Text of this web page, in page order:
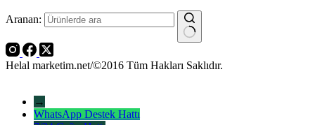
Aranan:
Helal marketim.net/©2016 Tüm Hakları Saklıdır.
→
WhatsApp Destek Hattı